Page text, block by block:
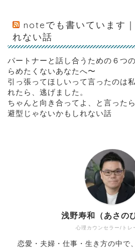
noteでも書いています
れない話
パートナーと話し合うための６つ
らめたくないあなたへ〜
引っ張ってほしいって言ったのは
れたら、逃げました。
ちゃんと向き合ってよ、と言った
避型じゃないかもしれない話
心理カウンセラー/トレ
浅野寿和（あさの
恋愛・夫婦・仕事・生き方の中で